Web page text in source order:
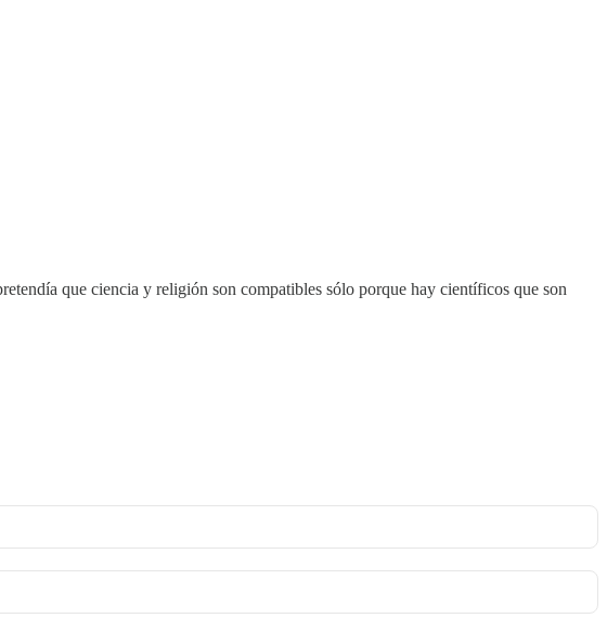
que ciencia y religión son compatibles sólo porque hay científicos que son